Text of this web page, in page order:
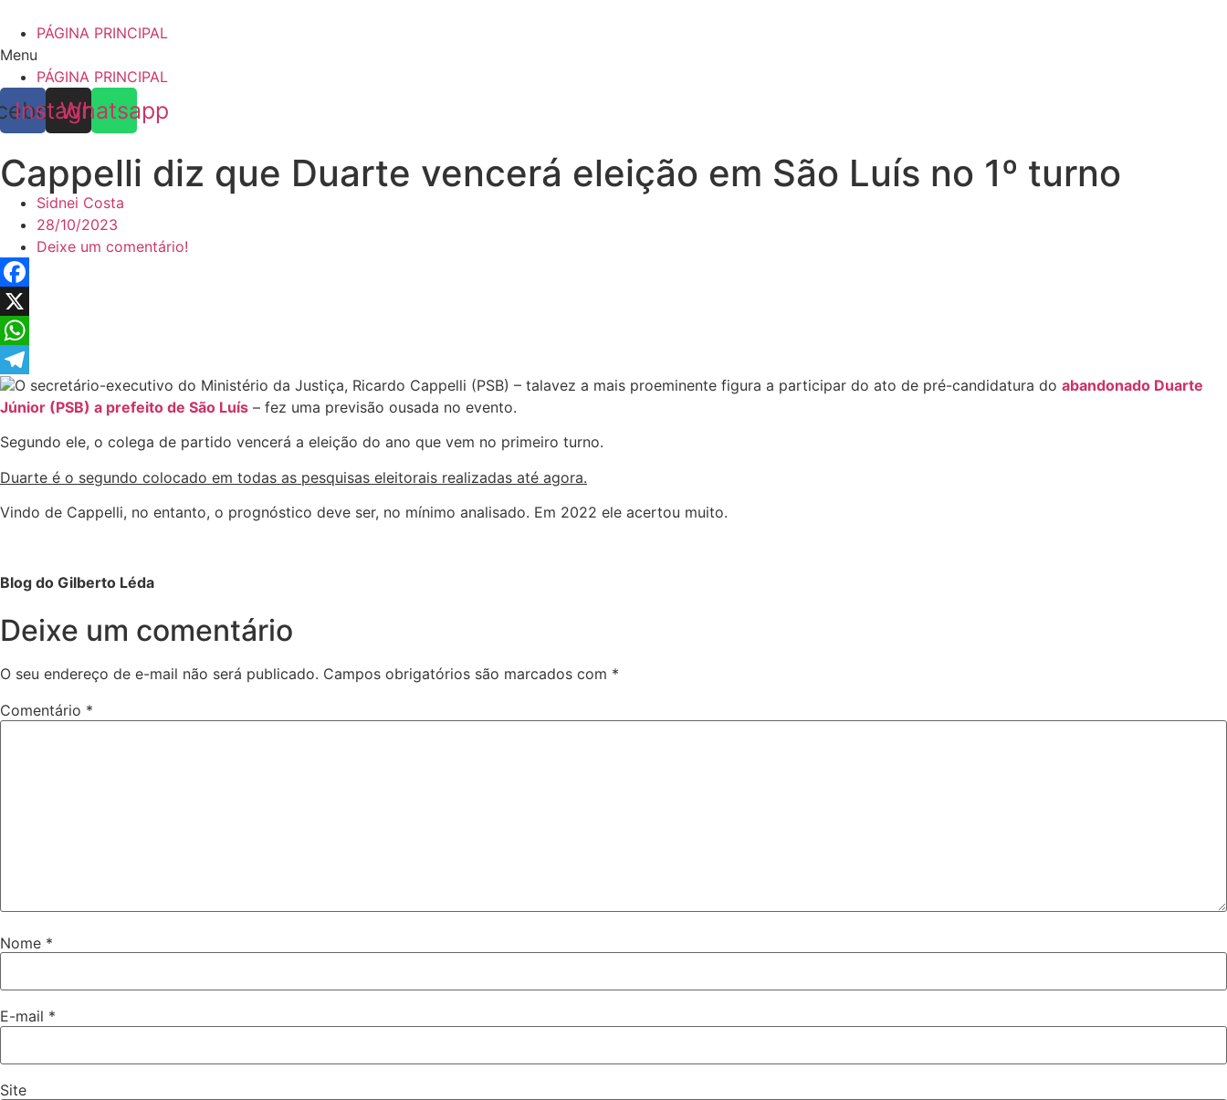
content
PÁGINA PRINCIPAL
Menu
PÁGINA PRINCIPAL
Instagram
Whatsapp
Cappelli diz que Duarte vencerá eleição em São Luís no 1º turno
Sidnei Costa
28/10/2023
Deixe um comentário!
Facebook
X
WhatsApp
Telegram
O secretário-executivo do Ministério da Justiça, Ricardo Cappelli (PSB) – talavez a mais proeminente figura a participar do ato de pré-candidatura do abandonado Duarte
Júnior (PSB) a prefeito de São Luís – fez uma previsão ousada no evento.
Segundo ele, o colega de partido vencerá a eleição do ano que vem no primeiro turno.
Duarte é o segundo colocado em todas as pesquisas eleitorais realizadas até agora.
Vindo de Cappelli, no entanto, o prognóstico deve ser, no mínimo analisado. Em 2022 ele acertou muito.
Blog do Gilberto Léda
Deixe um comentário
O seu endereço de e-mail não será publicado. Campos obrigatórios são marcados com *
Comentário *
Nome *
E-mail *
Site